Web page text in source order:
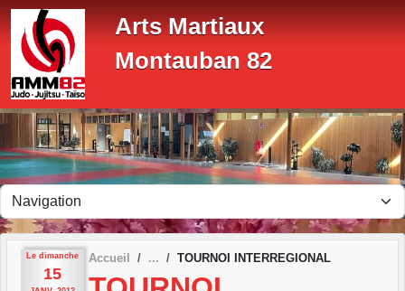
Arts Martiaux
Montauban 82
Le dimanche
15
Accueil TOURNOI INTERREGIONAL
Panneau de gestion des cookies